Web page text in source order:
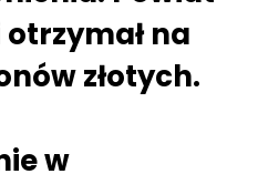
na
złotych.
w